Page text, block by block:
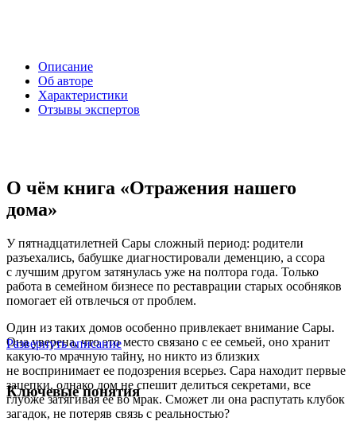
Описание
Об авторе
Характеристики
Отзывы экспертов
О чём книга «Отражения нашего
дома»
У пятнадцатилетней Сары сложный период: родители
разъехались, бабушке диагностировали деменцию, а ссора
с лучшим другом затянулась уже на полтора года. Только
работа в семейном бизнесе по реставрации старых особняков
помогает ей отвлечься от проблем.
Один из таких домов особенно привлекает внимание Сары.
Она уверена, что это место связано с ее семьей, оно хранит
какую-то мрачную тайну, но никто из близких
не воспринимает ее подозрения всерьез. Сара находит первые
зацепки, однако дом не спешит делиться секретами, все
глубже затягивая ее во мрак. Сможет ли она распутать клубок
загадок, не потеряв связь с реальностью?
Развернуть описание
Ключевые понятия